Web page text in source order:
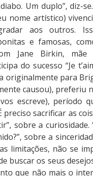
Um duplo”, diz-
nome artístico)
aos outros.
e famosas,
Jane Birkin,
do sucesso “Je
originalmente para
causou), preferiu
escreve), período
preciso sacrificar as
sobre a
sobre a
limitações, não se
buscar os seus
que não mais o